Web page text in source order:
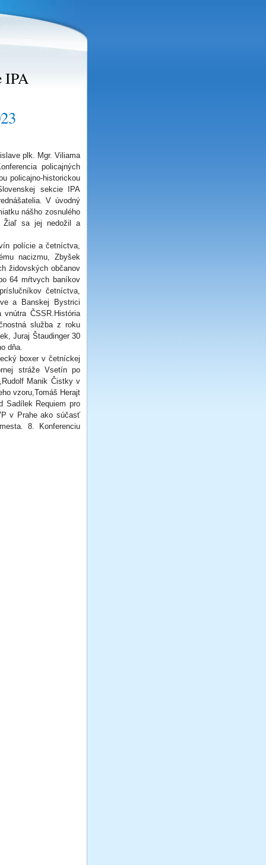
IPA
plk. Mgr. Viliama
policajných
policajno-historickou
sekcie IPA
V úvodný
nášho zosnulého
Žiaľ sa jej nedožil a
polície a četníctva,
nacizmu, Zbyšek
židovských občanov
64 mŕtvych baníkov
četníctva,
a Banskej Bystrici
ČSSR.História
služba z roku
Juraj Štaudinger 30
dňa.
boxer v četníckej
stráže Vsetín po
Manik Čistky v
vzoru,Tomáš Herajt
Sadílek Requiem pro
v Prahe ako súčasť
8. Konferenciu